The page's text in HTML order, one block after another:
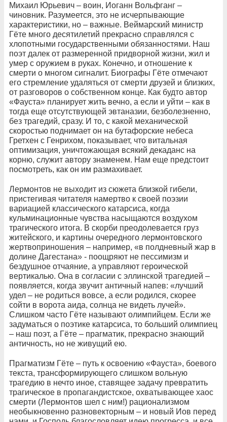
Михаил Юрьевич – воин, Иоганн Вольфганг –
чиновник. Разумеется, это не исчерпывающие
характеристики, но – важные. Веймарский министр
Гёте много десятилетий прекрасно справлялся с
хлопотными государственными обязанностями. Наш
поэт далек от размеренной придворной жизни, жил и
умер с оружием в руках. Конечно, и отношение к
смерти о многом сигналит. Биографы Гёте отмечают
его стремление удаляться от смерти друзей и близких,
от разговоров о собственном конце. Как будто автор
«Фауста» планирует жить вечно, а если и уйти – как в
тогда еще отсутствующей эвтаназии, безболезненно,
без трагедий, сразу. И то, с какой механической
скоростью поднимает он на бутафорские небеса
Гретхен с Генрихом, показывает, что витальная
оптимизация, уничтожающая всякий декаданс на
корню, служит автору знаменем. Нам еще предстоит
посмотреть, как он им размахивает.
Лермонтов не выходит из сюжета близкой гибели,
пристегивая читателя намертво к своей поэзии
вариацией классического катарсиса, когда
кульминационные чувства насыщаются воздухом
трагического итога. В скорби преодолевается груз
житейского, и картины очередного лермонтовского
жертвоприношения – например, «в полдневный жар в
долине Дагестана» - поощряют не пессимизм и
бездушное отчаяние, а управляют героической
вертикалью. Она в согласии с эллинской трагедией –
появляется, когда звучит античный напев: «лучший
удел – не родиться вовсе, а если родился, скорее
сойти в ворота аида, солнца не видеть лучей».
Слишком часто Гёте называют олимпийцем. Если же
задуматься о поэтике катарсиса, то больший олимпиец
– наш поэт, а Гёте – прагматик, прекрасно знающий
античность, но не живущий ею.
Прагматизм Гёте – путь к освоению «Фауста», боевого
текста, трансформирующего слишком вольную
трагедию в нечто иное, ставящее задачу превратить
трагическое в пропагандистское, охватывающее хаос
смерти (Лермонтов шел с ним!) рационализмом
необыкновенно разновекторным – и новый Иов перед